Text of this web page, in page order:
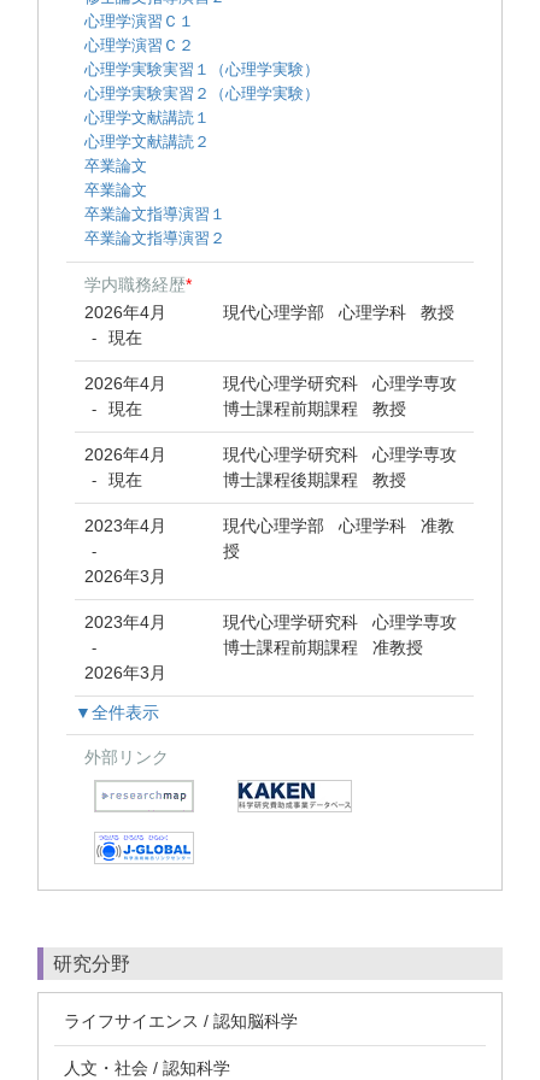
心理学演習Ｃ１
心理学演習Ｃ２
心理学実験実習１（心理学実験）
心理学実験実習２（心理学実験）
心理学文献講読１
心理学文献講読２
卒業論文
卒業論文
卒業論文指導演習１
卒業論文指導演習２
学内職務経歴*
2026年4月
- 現在
現代心理学部 心理学科 教授
2026年4月
- 現在
現代心理学研究科 心理学専攻
博士課程前期課程 教授
2026年4月
- 現在
現代心理学研究科 心理学専攻
博士課程後期課程 教授
2023年4月
-
2026年3月
現代心理学部 心理学科 准教
授
2023年4月
-
2026年3月
現代心理学研究科 心理学専攻
博士課程前期課程 准教授
▼全件表示
外部リンク
研究分野
ライフサイエンス / 認知脳科学
人文・社会 / 認知科学